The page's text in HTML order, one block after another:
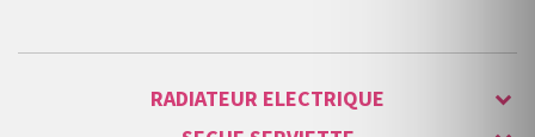
RADIATEUR ELECTRIQUE